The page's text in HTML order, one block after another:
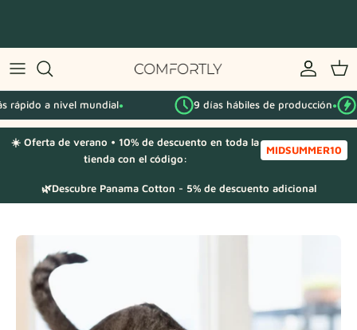
contenido
Por serie IKEA
Por categoría
Muestras de tela
a nivel mundial● 9 días hábiles de producción● El
☀️ Oferta de verano • 10% de descuento en toda la
tienda con el código:
MIDSUMMER10
🌿Descubre Panama Cotton - 5% de descuento adicional